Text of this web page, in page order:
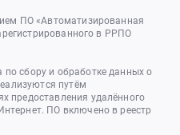
ПО «Автоматизированная
в РРПО
сбору и обработке данных о
путём
предоставления удалённого
ПО включено в реестр